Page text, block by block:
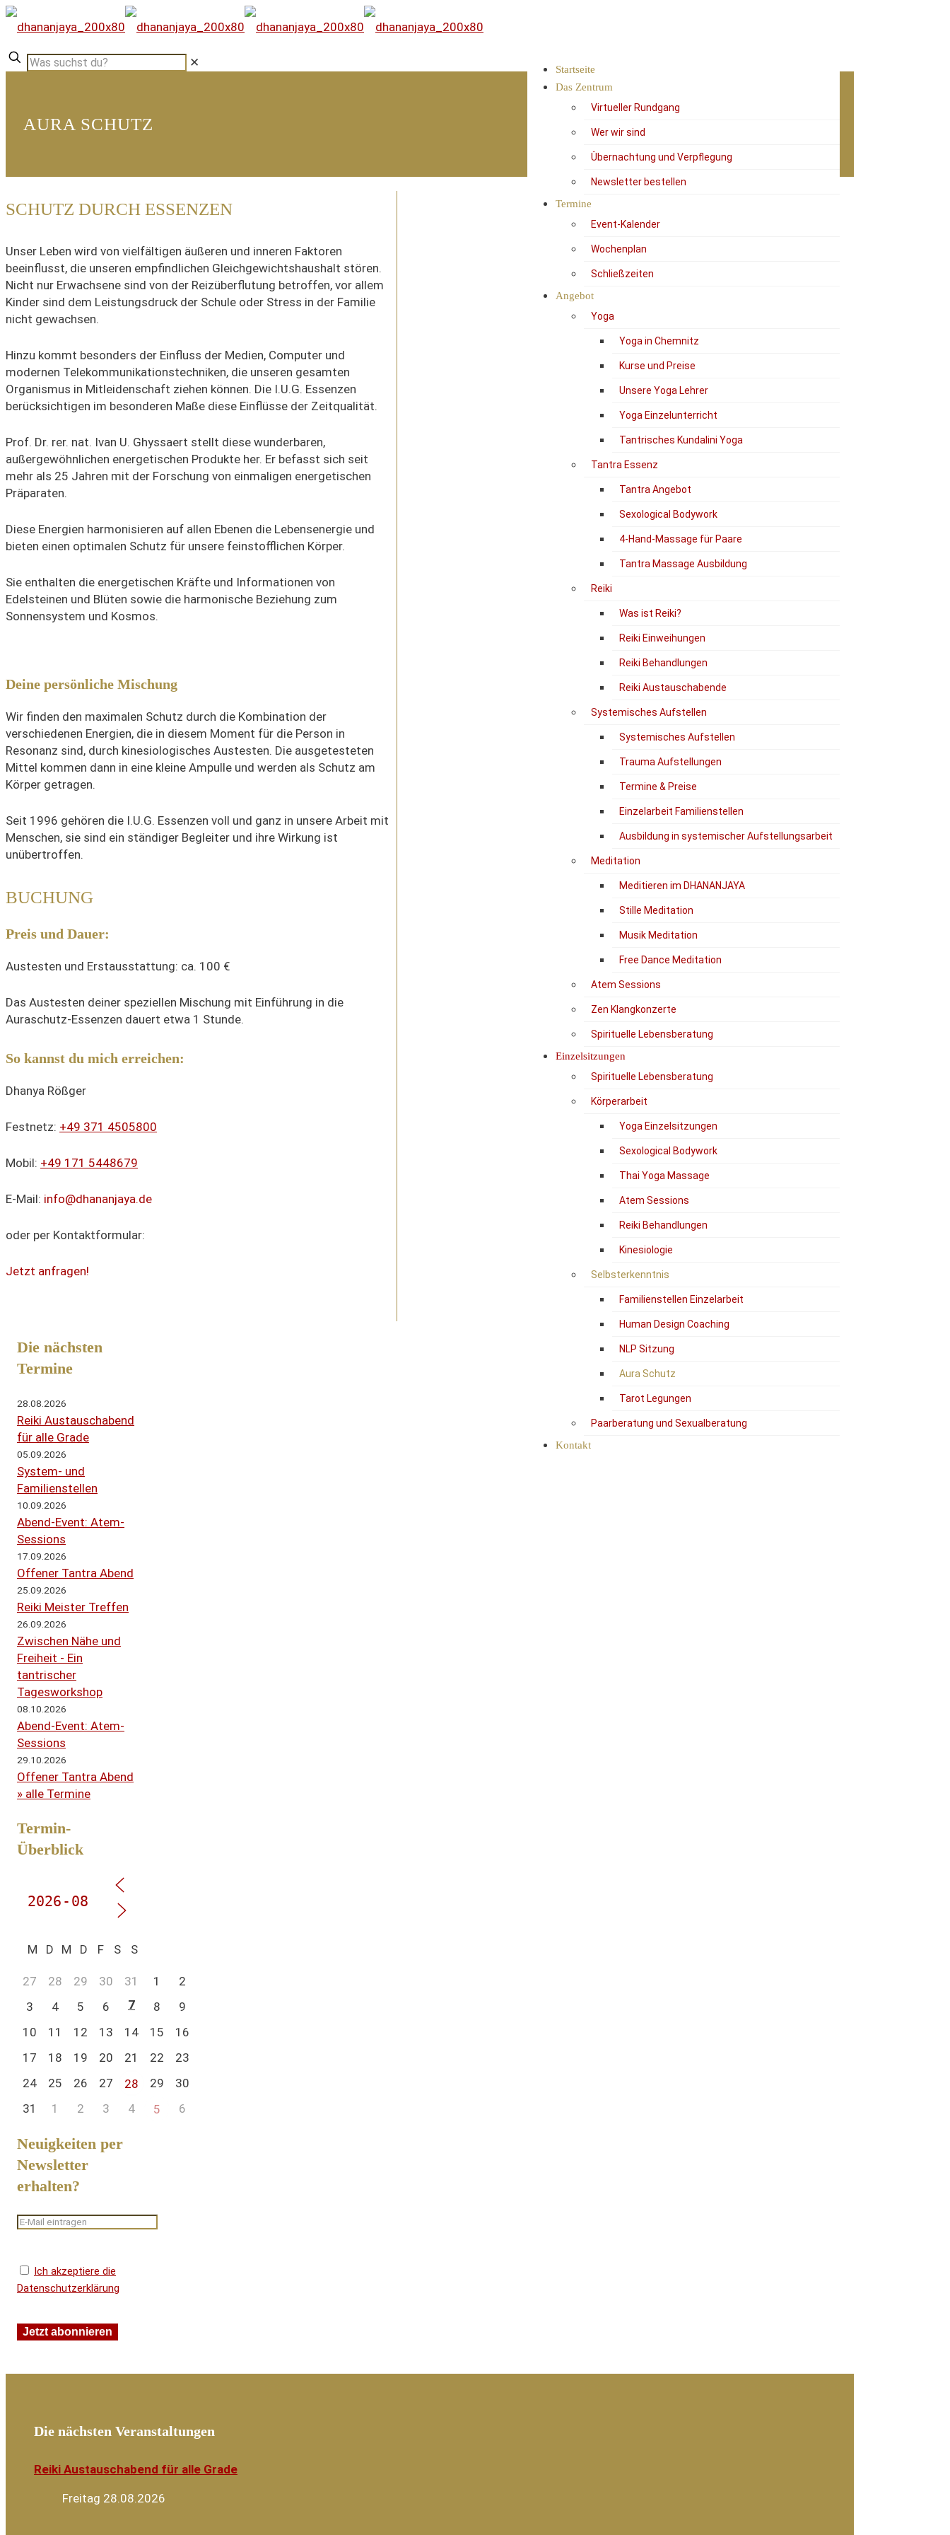
Startseite
Das Zentrum
Virtueller Rundgang
Wer wir sind
Übernachtung und Verpflegung
Newsletter bestellen
Termine
Event-Kalender
Wochenplan
Schließzeiten
Angebot
Yoga
Yoga in Chemnitz
Kurse und Preise
Unsere Yoga Lehrer
Yoga Einzelunterricht
Tantrisches Kundalini Yoga
Tantra Essenz
Tantra Angebot
Sexological Bodywork
4-Hand-Massage für Paare
Tantra Massage Ausbildung
Reiki
Was ist Reiki?
Reiki Einweihungen
Reiki Behandlungen
Reiki Austauschabende
Systemisches Aufstellen
Systemisches Aufstellen
Trauma Aufstellungen
Termine & Preise
Einzelarbeit Familienstellen
Ausbildung in systemischer Aufstellungsarbeit
Meditation
Meditieren im DHANANJAYA
Stille Meditation
Musik Meditation
Free Dance Meditation
Atem Sessions
Zen Klangkonzerte
Spirituelle Lebensberatung
Einzelsitzungen
Spirituelle Lebensberatung
Körperarbeit
Yoga Einzelsitzungen
Sexological Bodywork
Thai Yoga Massage
Atem Sessions
Reiki Behandlungen
Kinesiologie
Selbsterkenntnis
Familienstellen Einzelarbeit
Human Design Coaching
NLP Sitzung
Aura Schutz
Tarot Legungen
Paarberatung und Sexualberatung
Kontakt
✕
AURA SCHUTZ
SCHUTZ DURCH ESSENZEN
Unser Leben wird von vielfältigen äußeren und inneren Faktoren
beeinflusst, die unseren empfindlichen Gleichgewichtshaushalt stören.
Nicht nur Erwachsene sind von der Reizüberflutung betroffen, vor allem
Kinder sind dem Leistungsdruck der Schule oder Stress in der Familie
nicht gewachsen.
Hinzu kommt besonders der Einfluss der Medien, Computer und
modernen Telekommunikationstechniken, die unseren gesamten
Organismus in Mitleidenschaft ziehen können. Die I.U.G. Essenzen
berücksichtigen im besonderen Maße diese Einflüsse der Zeitqualität.
Prof. Dr. rer. nat. Ivan U. Ghyssaert stellt diese wunderbaren,
außergewöhnlichen energetischen Produkte her. Er befasst sich seit
mehr als 25 Jahren mit der Forschung von einmaligen energetischen
Präparaten.
Diese Energien harmonisieren auf allen Ebenen die Lebensenergie und
bieten einen optimalen Schutz für unsere feinstofflichen Körper.
Sie enthalten die energetischen Kräfte und Informationen von
Edelsteinen und Blüten sowie die harmonische Beziehung zum
Sonnensystem und Kosmos.
Deine persönliche Mischung
Wir finden den maximalen Schutz durch die Kombination der
verschiedenen Energien, die in diesem Moment für die Person in
Resonanz sind, durch kinesiologisches Austesten. Die ausgetesteten
Mittel kommen dann in eine kleine Ampulle und werden als Schutz am
Körper getragen.
Seit 1996 gehören die I.U.G. Essenzen voll und ganz in unsere Arbeit mit
Menschen, sie sind ein ständiger Begleiter und ihre Wirkung ist
unübertroffen.
BUCHUNG
Preis und Dauer:
Austesten und Erstausstattung: ca. 100 €
Das Austesten deiner speziellen Mischung mit Einführung in die
Auraschutz-Essenzen dauert etwa 1 Stunde.
So kannst du mich erreichen:
Dhanya Rößger
Festnetz: +49 371 4505800
Mobil: +49 171 5448679
E-Mail: info@dhananjaya.de
oder per Kontaktformular:
Jetzt anfragen!
Die nächsten
Termine
28.08.2026
Reiki Austauschabend
für alle Grade
05.09.2026
System- und
Familienstellen
10.09.2026
Abend-Event: Atem-
Sessions
17.09.2026
Offener Tantra Abend
25.09.2026
Reiki Meister Treffen
26.09.2026
Zwischen Nähe und
Freiheit - Ein
tantrischer
Tagesworkshop
08.10.2026
Abend-Event: Atem-
Sessions
29.10.2026
Offener Tantra Abend
» alle Termine
Termin-
Überblick
M D M D F S S
27 28 29 30 31 1
2
3
4 5 6 7 8
9
10
11 12 13 14 15
16
17
18 19 20 21 22
23
24
25 26 27 28 29
30
31
1 2 3 4 5 6
Neuigkeiten per
Newsletter
erhalten?
Ich akzeptiere die
Datenschutzerklärung
Die nächsten Veranstaltungen
Reiki Austauschabend für alle Grade
Freitag 28.08.2026